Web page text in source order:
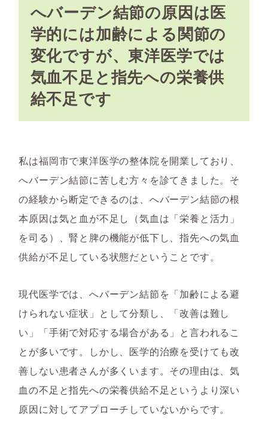
へバーデン結節の原因は医
学的には加齢による関節の
変化ですが、東洋医学では
気血不足と指先への栄養供
給不足です
私は福岡市で東洋医学の整体院を開業しており、
へバーデン結節に苦しむ方々を診てきました。そ
の経験から断定できるのは、へバーデン結節の根
本原因は気と血が不足し（気血は「栄養と活力」
を司る）、腎と脾の機能が低下し、指先への気血
供給が不足している状態だということです。
現代医学では、へバーデン結節を「加齢による避
けられない症状」として分類し、「改善は難し
い」「手術で対応する場合がある」と言われるこ
とが多いです。しかし、医学的治療を受けても改
善しない患者さんが多くいます。その理由は、気
血の不足と指先への栄養供給不足というより深い
原因に対してアプローチしていないからです。